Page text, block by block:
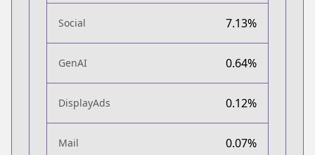
Social 7.13%
GenAI 0.64%
DisplayAds 0.12%
Mail 0.07%